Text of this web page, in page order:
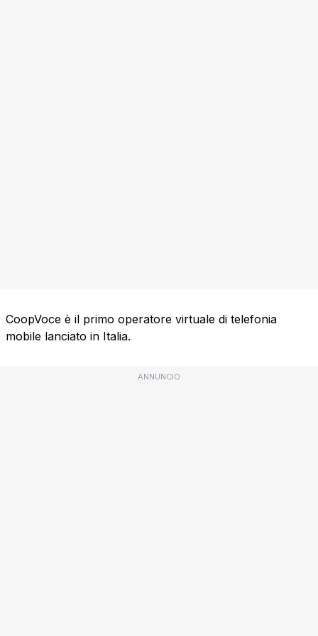
CoopVoce è il primo operatore virtuale di telefonia
mobile lanciato in Italia.
ANNUNCIO